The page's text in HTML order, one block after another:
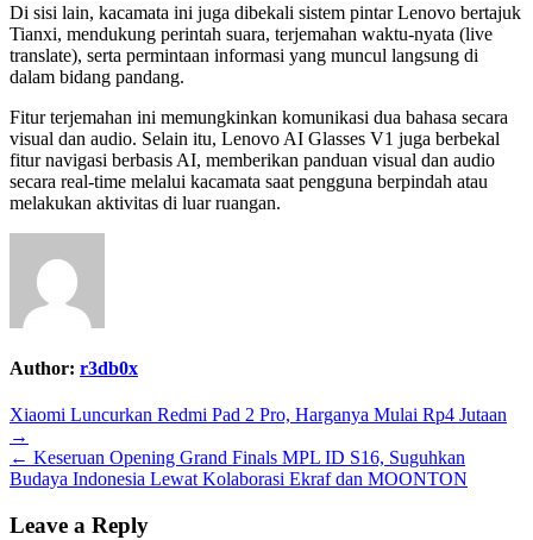
Di sisi lain, kacamata ini juga dibekali sistem pintar Lenovo bertajuk
Tianxi, mendukung perintah suara, terjemahan waktu-nyata (live
translate), serta permintaan informasi yang muncul langsung di
dalam bidang pandang.
Fitur terjemahan ini memungkinkan komunikasi dua bahasa secara
visual dan audio. Selain itu, Lenovo AI Glasses V1 juga berbekal
fitur navigasi berbasis AI, memberikan panduan visual dan audio
secara real-time melalui kacamata saat pengguna berpindah atau
melakukan aktivitas di luar ruangan.
Author: r3db0x
Post
navigation
Xiaomi Luncurkan Redmi Pad 2 Pro, Harganya Mulai Rp4 Jutaan
→
← Keseruan Opening Grand Finals MPL ID S16, Suguhkan
Budaya Indonesia Lewat Kolaborasi Ekraf dan MOONTON
Leave a Reply